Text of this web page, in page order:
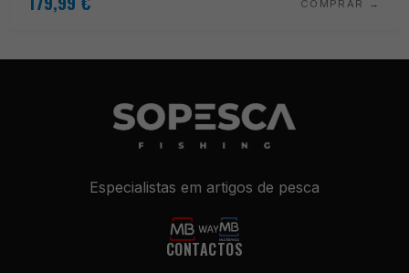
COMPRAR
Especialistas em artigos de pesca
CONTACTOS